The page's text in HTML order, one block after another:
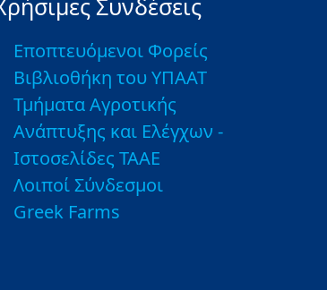
Συνδέσεις
Εποπτευόμενοι Φορείς
Βιβλιοθήκη του ΥΠΑΑΤ
Τμήματα Αγροτικής
Ανάπτυξης και Ελέγχων -
Ιστοσελίδες ΤΑΑΕ
Λοιποί Σύνδεσμοι
Greek Farms